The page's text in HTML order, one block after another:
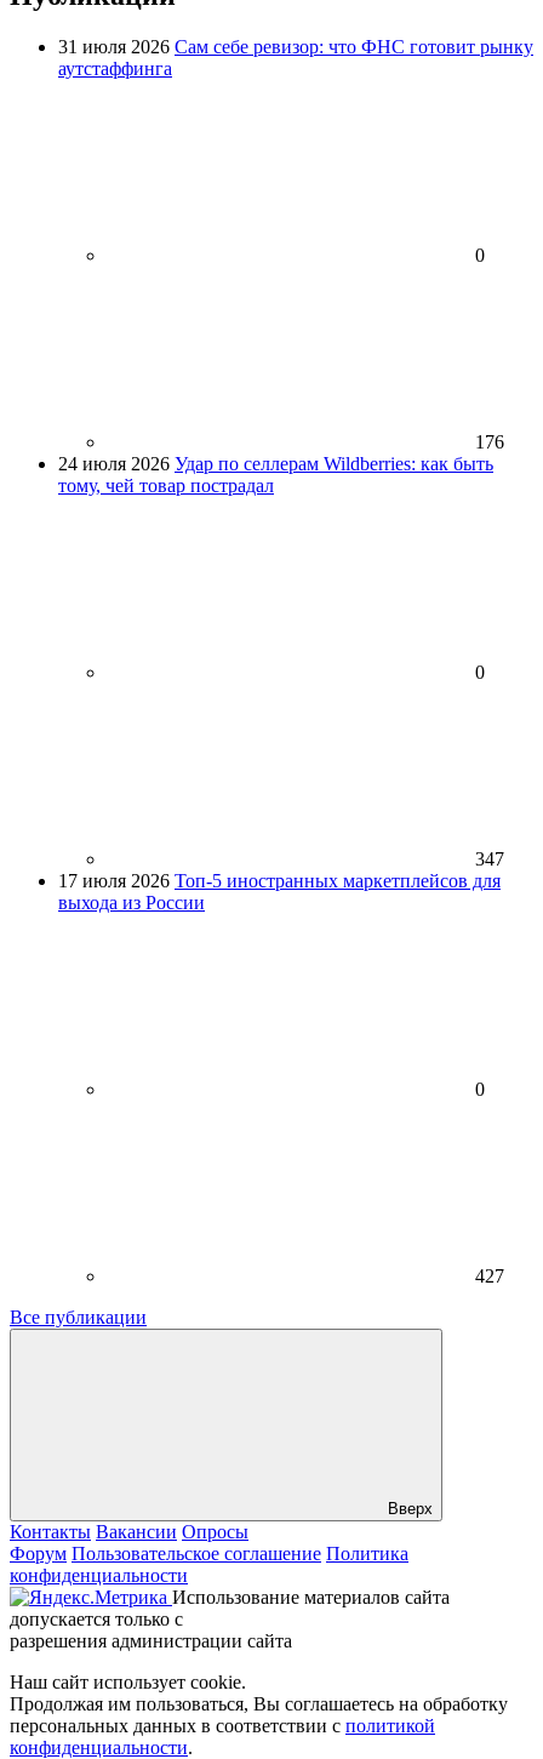
31 июля 2026 Сам себе ревизор: что ФНС готовит рынку
аутстаффинга
0
176
24 июля 2026 Удар по селлерам Wildberries: как быть
тому, чей товар пострадал
0
347
17 июля 2026 Топ-5 иностранных маркетплейсов для
выхода из России
0
427
Все публикации
Вверх
Контакты Вакансии Опросы
Форум Пользовательское соглашение Политика
конфиденциальности
Использование материалов сайта
допускается только с
разрешения администрации сайта
Наш сайт использует cookie.
Продолжая им пользоваться, Вы соглашаетесь на обработку
персональных данных в соответствии с политикой
конфиденциальности.